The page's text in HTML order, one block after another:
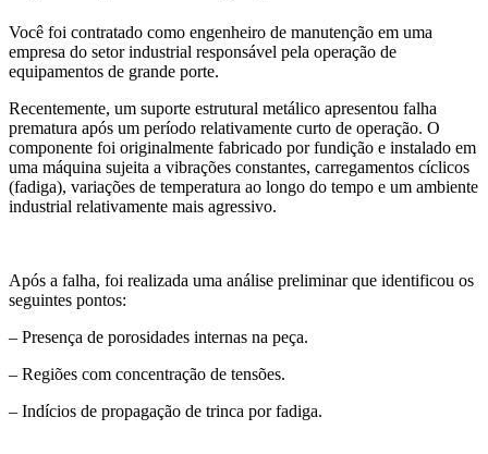
Você foi contratado como engenheiro de manutenção em uma
empresa do setor industrial responsável pela operação de
equipamentos de grande porte.
Recentemente, um suporte estrutural metálico apresentou falha
prematura após um período relativamente curto de operação. O
componente foi originalmente fabricado por fundição e instalado em
uma máquina sujeita a vibrações constantes, carregamentos cíclicos
(fadiga), variações de temperatura ao longo do tempo e um ambiente
industrial relativamente mais agressivo.
Após a falha, foi realizada uma análise preliminar que identificou os
seguintes pontos:
– Presença de porosidades internas na peça.
– Regiões com concentração de tensões.
– Indícios de propagação de trinca por fadiga.